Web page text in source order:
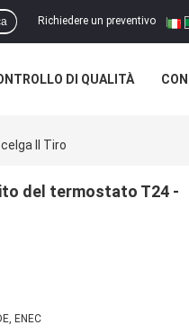
Richiedere un preventivo |
DI QUALITÀ
Il Tiro
del termostato T24 -
ENEC